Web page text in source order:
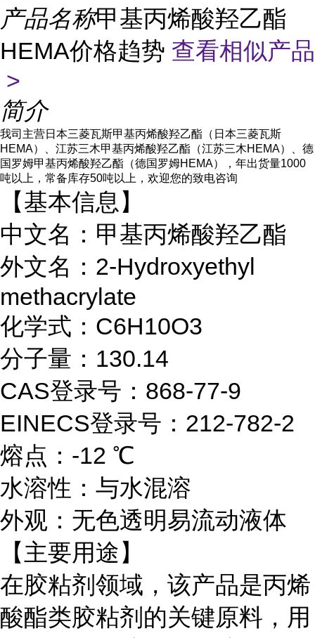
产品名称甲基丙烯酸羟乙酯
HEMA价格趋势 查看相似产品
>
简介
我司主营日本三菱瓦斯甲基丙烯酸羟乙酯（ 日本三菱瓦斯
HEMA）、江苏三木甲基丙烯酸羟乙酯（江苏三木HEMA）、 德
国罗姆甲基丙烯酸羟乙酯（德国罗姆HEMA），年出货量1000
吨以上，常备库存50吨以上，欢迎您的致电咨询
【基本信息】
中文名：甲基丙烯酸羟乙酯
外文名：2-Hydroxyethyl
methacrylate
化学式：C6H10O3
分子量：130.14
CAS登录号：868-77-9
EINECS登录号：212-782-2
熔点：-12 ℃
水溶性：与水混溶
外观：无色透明易流动液体
【主要用途】
在胶粘剂领域，该产品是丙烯
酸酯类胶粘剂的关键原料，用